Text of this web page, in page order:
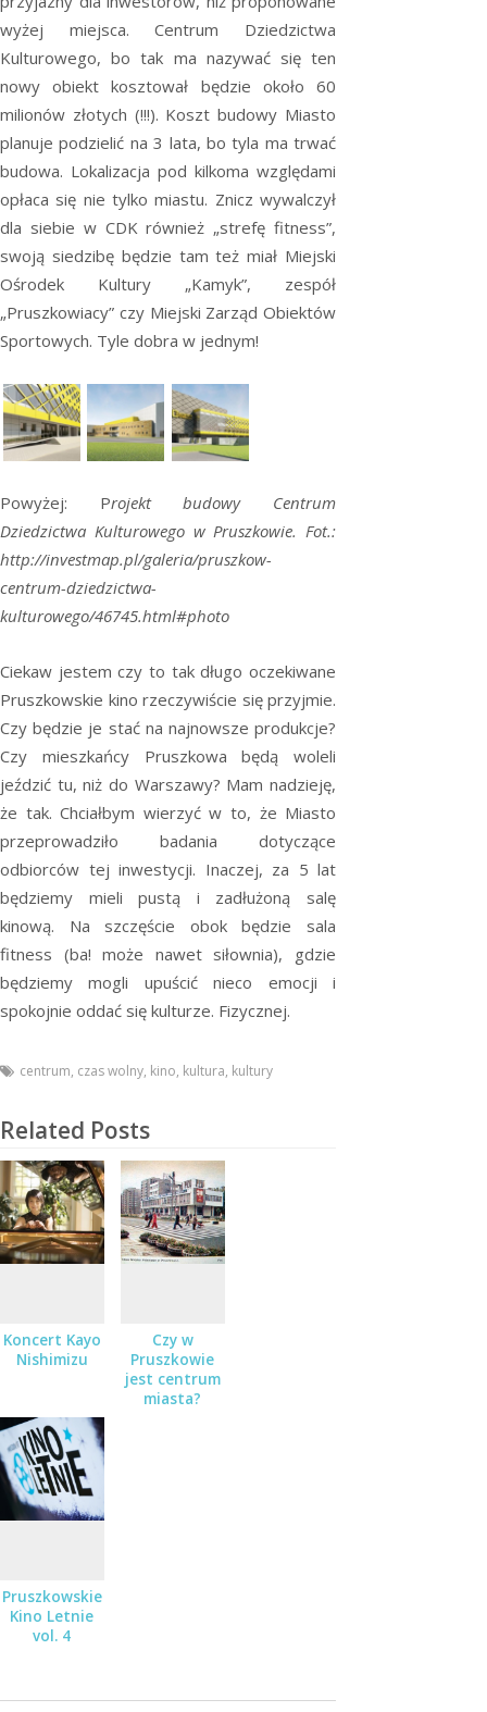
wyżej miejsca. Centrum Dziedzictwa
Kulturowego, bo tak ma nazywać się ten
nowy obiekt kosztował będzie około 60
milionów złotych (!!!). Koszt budowy Miasto
planuje podzielić na 3 lata, bo tyla ma trwać
budowa. Lokalizacja pod kilkoma względami
opłaca się nie tylko miastu. Znicz wywalczył
dla siebie w CDK również „strefę fitness”,
swoją siedzibę będzie tam też miał Miejski
Ośrodek Kultury „Kamyk”, zespół
„Pruszkowiacy” czy Miejski Zarząd Obiektów
Sportowych. Tyle dobra w jednym!
Powyżej: Projekt budowy Centrum
Dziedzictwa Kulturowego w Pruszkowie. Fot.:
http://investmap.pl/galeria/pruszkow-
centrum-dziedzictwa-
kulturowego/46745.html#photo
Ciekaw jestem czy to tak długo oczekiwane
Pruszkowskie kino rzeczywiście się przyjmie.
Czy będzie je stać na najnowsze produkcje?
Czy mieszkańcy Pruszkowa będą woleli
jeździć tu, niż do Warszawy? Mam nadzieję,
że tak. Chciałbym wierzyć w to, że Miasto
przeprowadziło badania dotyczące
odbiorców tej inwestycji. Inaczej, za 5 lat
będziemy mieli pustą i zadłużoną salę
kinową. Na szczęście obok będzie sala
fitness (ba! może nawet siłownia), gdzie
będziemy mogli upuścić nieco emocji i
spokojnie oddać się kulturze. Fizycznej.
centrum, czas wolny, kino, kultura, kultury
Related Posts
Koncert Kayo
Nishimizu
Czy w
Pruszkowie
jest centrum
miasta?
Pruszkowskie
Kino Letnie
vol. 4